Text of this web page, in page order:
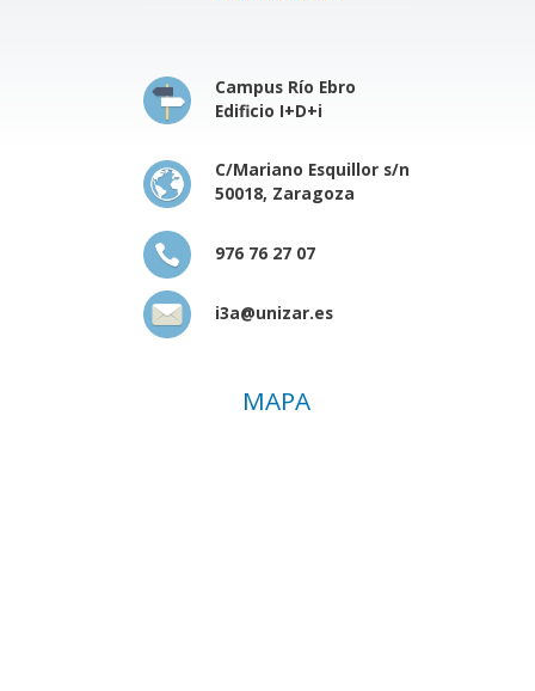
Campus Río Ebro
Edificio I+D+i
C/Mariano Esquillor s/n
50018, Zaragoza
976 76 27 07
i3a@unizar.es
MAPA